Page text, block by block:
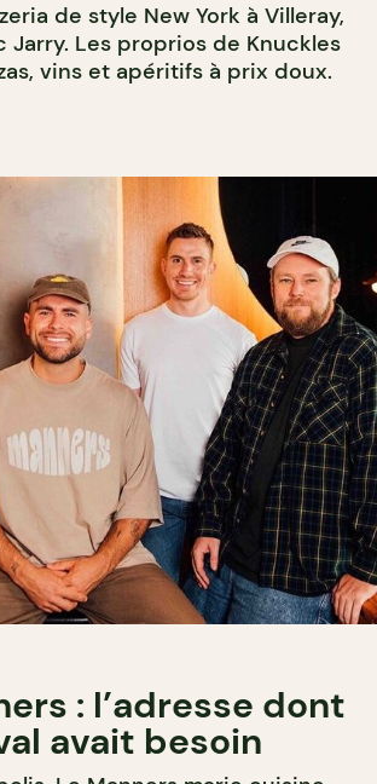
de style New York à Villeray,
Jarry. Les proprios de Knuckles
vins et apéritifs à prix doux.
: l’adresse dont
avait besoin